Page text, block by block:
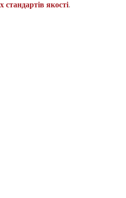
стандартів якості.